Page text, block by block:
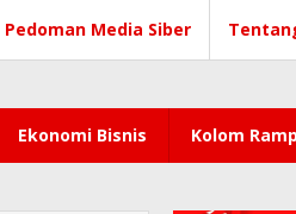
Pedoman Media Siber
Ekonomi Bisnis Kolom